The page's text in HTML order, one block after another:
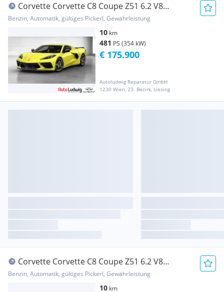
Corvette Corvette C8 Coupe Z51 6.2 V8
Europamodell jetzt...
Benzin, Automatik, gültiges Pickerl, Gewährleistung
10 km
481 PS (354 kW)
Autoludwig Reparatur GmbH
1230 Wien, 23. Bezirk, Liesing
€ 175.900
Corvette Corvette C8 Coupe Z51 6.2 V8
Europamodell jetzt...
Benzin, Automatik, gültiges Pickerl, Gewährleistung
10 km